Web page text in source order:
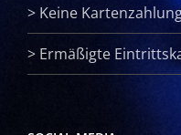
> Keine
> Ermäßigte